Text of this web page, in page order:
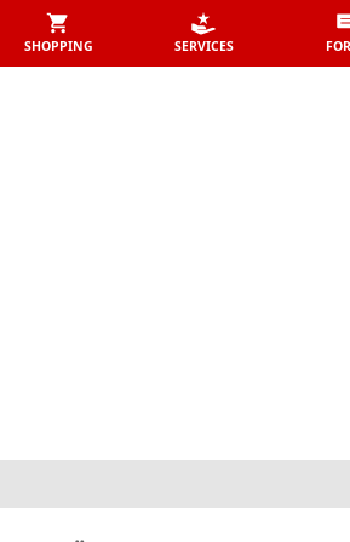
SHOPPING SERVICES